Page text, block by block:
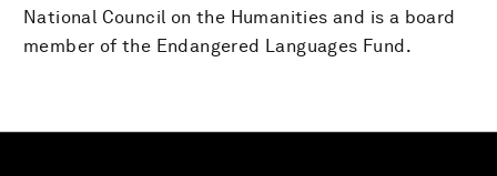
National Council on the Humanities and is a board
member of the Endangered Languages Fund.